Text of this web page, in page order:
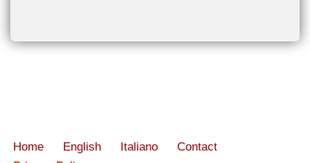
Home English Italiano
Contact